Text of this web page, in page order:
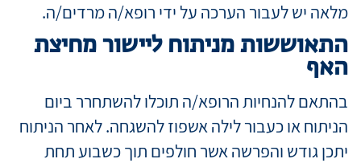
מלאה יש לעבור הערכה על ידי רופא/ה מרדים/ה.
התאוששות מניתוח ליישור מחיצת
האף
בהתאם להנחיות הרופא/ה תוכלו להשתחרר ביום
הניתוח או כעבור לילה אשפוז להשגחה. לאחר הניתוח
יתכן גודש והפרשה אשר חולפים תוך כשבוע תחת